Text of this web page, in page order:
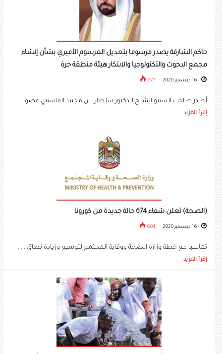
حاكم الشارقة يصدر مرسوما بتعديل المرسوم الأميري بشأن إنشاء
مجمع البحوث والتكنولوجيا والابتكار هيئة منطقة حرة
677
أصدر صاحب السمو الشيخ الدكتور سلطان بن محمد القاسمي عضو .....
إقرأ المزيد
(الصحة) تعلن شفاء 674 حالة جديدة من كورونا
604
تماشيا مع خطة وزارة الصحة ووقاية المجتمع لتوسيع وزيادة نطاق .....
إقرأ المزيد